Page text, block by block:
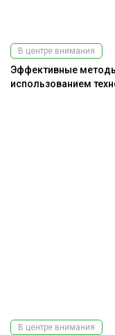
В центре внимания
Эффективные
использованием
В центре внимания